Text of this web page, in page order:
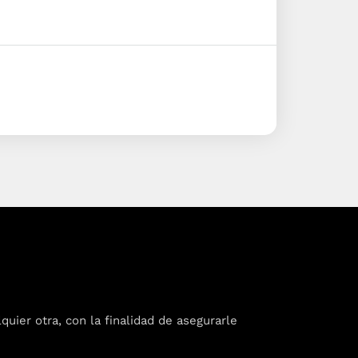
otra, con la finalidad de asegurarle